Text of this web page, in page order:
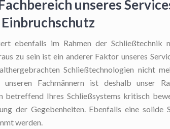
unseres
ebenfalls im Rahmen der Schließtechnik
zu sein ist ein anderer Faktor unseres
Schließtechnologien nicht
Fachmännern ist deshalb unser
betreffend Ihres Schließsystems kritisch
der Gegebenheiten. Ebenfalls eine solide
werden.